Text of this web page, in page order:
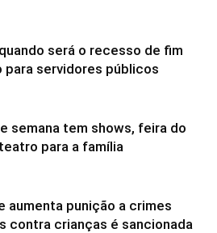
será o recesso de fim
para servidores públicos
semana tem shows, feira do
para a família
aumenta punição a crimes
contra crianças é sancionada